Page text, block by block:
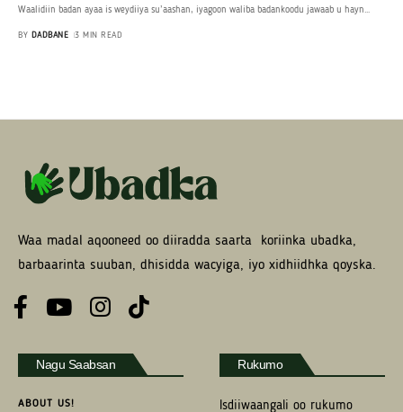
Waalidiin badan ayaa is weydiiya su’aashan, iyagoon waliba badankoodu jawaab u hayn…
BY DADBANE 3 MIN READ
Waa madal aqooneed oo diiradda saarta koriinka ubadka,
barbaarinta suuban, dhisidda wacyiga, iyo xidhiidhka qoyska.
Nagu Saabsan
ABOUT US!
Rukumo
Isdiiwaangali oo rukumo